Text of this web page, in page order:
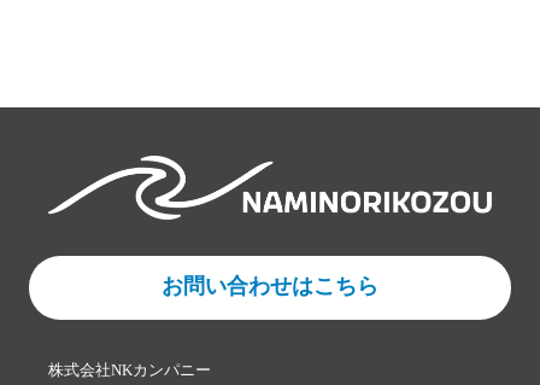
お問い合わせはこちら
株式会社NKカンパニー